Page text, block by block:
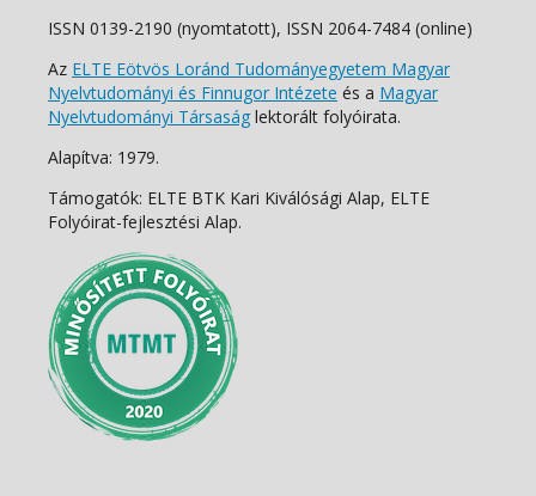
ISSN 0139-2190 (nyomtatott), ISSN 2064-7484 (online)
Az ELTE Eötvös Loránd Tudományegyetem Magyar
Nyelvtudományi és Finnugor Intézete és a Magyar
Nyelvtudományi Társaság lektorált folyóirata.
Alapítva: 1979.
Támogatók: ELTE BTK Kari Kiválósági Alap, ELTE
Folyóirat-fejlesztési Alap.